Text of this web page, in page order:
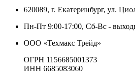
620089, г. Екатеринбург, ул.
Пн-Пт 9:00-17:00, Сб-Вс -
ООО «Техмакс Трейд»
ОГРН 1156685001373
ИНН 6685083060